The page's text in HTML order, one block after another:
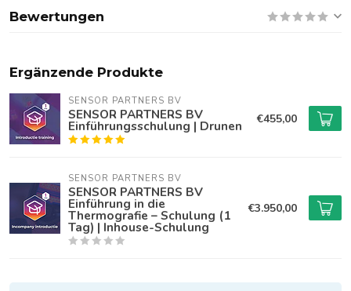
Bewertungen
Ergänzende Produkte
SENSOR PARTNERS BV
SENSOR PARTNERS BV
Einführungsschulung | Drunen €455,00
SENSOR PARTNERS BV
SENSOR PARTNERS BV
Einführung in die
Thermografie – Schulung (1
Tag) | Inhouse-Schulung
€3.950,00